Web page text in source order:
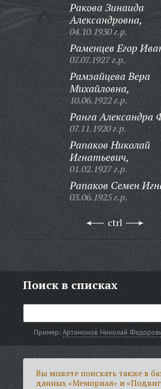
Ракова Зинаида
Александровна,
04.10.1930 г.р.
Раменцев Егор
07.07.1927 г.р.
Рамзайцева Вера
Михайловна,
10.06.1922 г.р.
Ранга Александра
07.11.1920 г.р.
Рапаков Николай
Игнатьевич,
01.02.1927 г.р.
Рапаков Семен
03.06.1925 г.р.
ctrl
Поиск в списках
Пример:Артамонов Николай
Вы можете поискать также в
данных «Мемориал» и